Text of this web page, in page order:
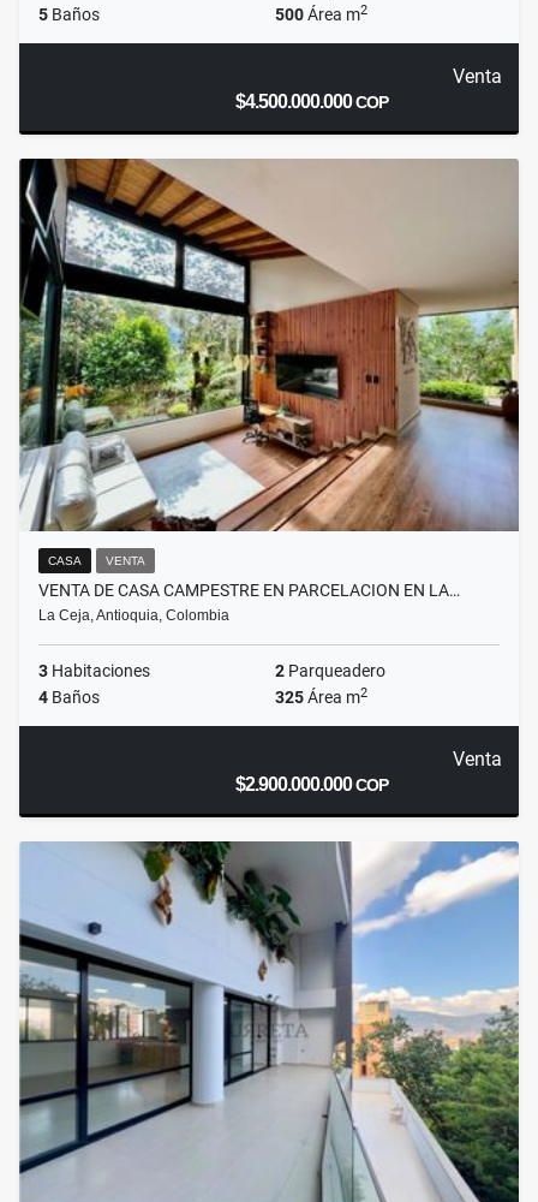
5 Baños 500Área m2
Venta
$4.500.000.000COP
CASA VENTA
VENTA DE CASA CAMPESTRE EN PARCELACION EN LA…
La Ceja, Antioquia, Colombia
3 Habitaciones 2 Parqueadero
4 Baños 325Área m2
Venta
$2.900.000.000COP